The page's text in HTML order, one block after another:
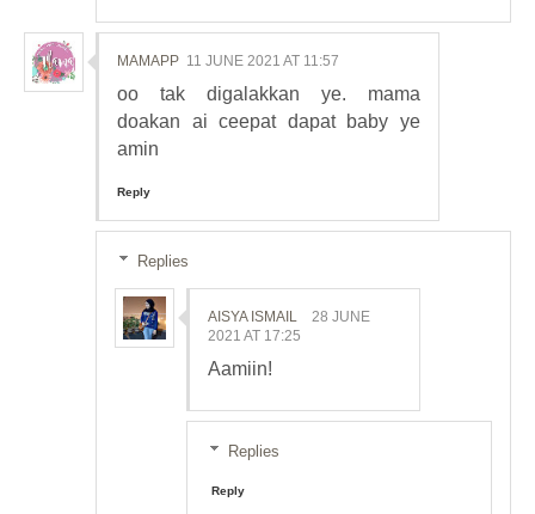
MAMAPP 11 JUNE 2021 AT 11:57
oo tak digalakkan ye. mama
doakan ai ceepat dapat baby ye
amin
Reply
Replies
AISYA ISMAIL
28 JUNE
2021 AT 17:25
Aamiin!
Replies
Reply